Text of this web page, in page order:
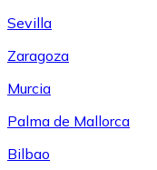
Sevilla
Zaragoza
Murcia
Palma de Mallorca
Bilbao